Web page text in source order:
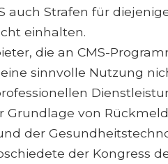
auch Strafen für
einhalten.
die an CMS-
sinnvolle Nutzung
Grundlage von
der
der Kongress